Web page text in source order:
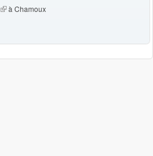
(le lien est externe)
à Chamoux